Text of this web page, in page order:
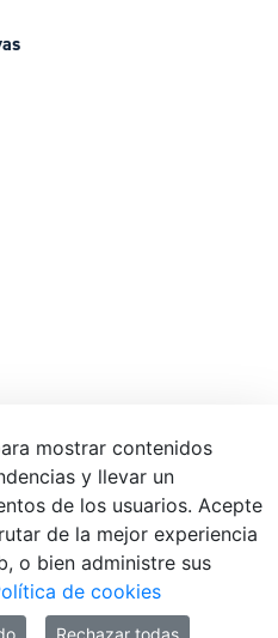
de Donostia / San Sebastián
mostrar contenidos
y llevar un
de los usuarios. Acepte
de la mejor experiencia
o bien administre sus
de cookies
Rechazar todas